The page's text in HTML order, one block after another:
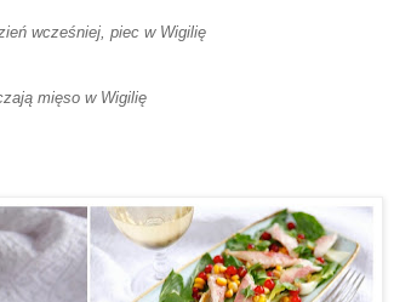
wcześniej, piec w Wigilię
mięso w Wigilię